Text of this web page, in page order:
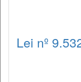
Lei nº